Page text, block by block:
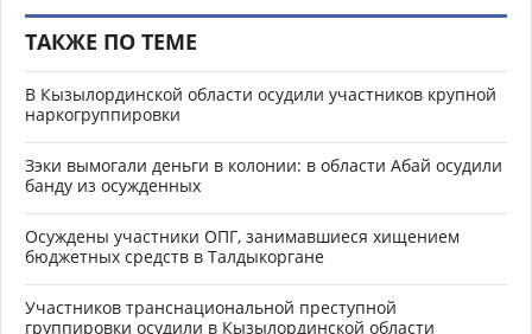
ТАКЖЕ ПО ТЕМЕ
В Кызылординской области осудили участников крупной
наркогруппировки
Зэки вымогали деньги в колонии: в области Абай осудили
банду из осужденных
Осуждены участники ОПГ, занимавшиеся хищением
бюджетных средств в Талдыкоргане
Участников транснациональной преступной
группировки осудили в Кызылординской области